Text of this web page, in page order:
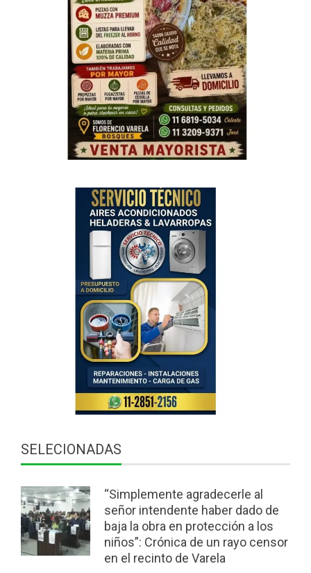
SELECIONADAS
“Simplemente agradecerle al
señor intendente haber dado de
baja la obra en protección a los
niños”: Crónica de un rayo censor
en el recinto de Varela